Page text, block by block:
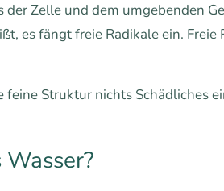
Zelle und dem umgebenden
es fängt freie Radikale ein.
feine Struktur nichts Schädliches